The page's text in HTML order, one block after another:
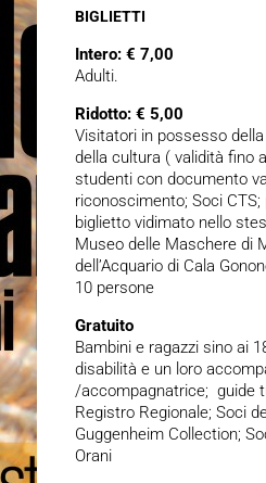
BIGLIETTI
Intero: € 7,00
Adulti.
Ridotto: € 5,00
Visitatori in possesso
della cultura ( validità fino
studenti con documento
riconoscimento; Soci
biglietto vidimato nello
Museo delle Maschere di
dell’Acquario di Cala
10 persone
Gratuito
Bambini e ragazzi sino ai
disabilità e un loro
/accompagnatrice; guide
Registro Regionale; Soci
Guggenheim Collection;
Orani